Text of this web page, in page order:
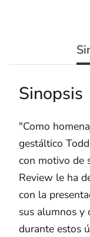
Sinopsis
"Como
gestáltico
con motivo de
Review le ha
con la
sus alumnos y
durante estos